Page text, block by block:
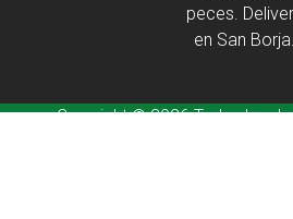
peces.
en San Borja.
Copyright © 2026 Todos los